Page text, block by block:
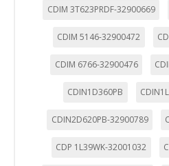
CDIM 3T623PRDF-32900669
CDIM 5146-32900472
CDIM 6766-32900476
CDIN1D360PB
CDIN2D620PB-32900789
CDP 1L39WK-32001032